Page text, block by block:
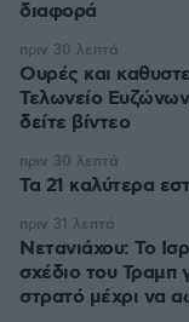
διαφορά
Ουρές και
Τελωνείο
δείτε βίντεο
πριν 30 λεπτά
Τα 21 καλύτερα
πριν 30 λεπτά
Νετανιάχου: Το
σχέδιο του Τραμπ
στρατό μέχρι να
πριν 31 λεπτά